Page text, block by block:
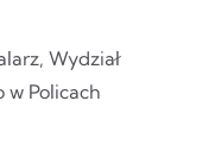
Wydział
w Policach